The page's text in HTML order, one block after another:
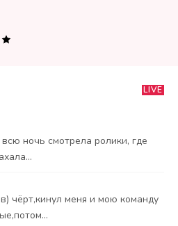
LIVE
ночь смотрела ролики, где
чёрт,кинул меня и мою команду